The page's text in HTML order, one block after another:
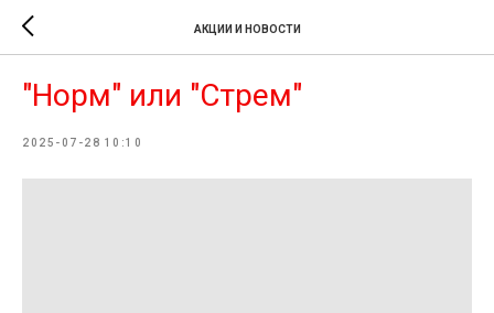
АКЦИИ И НОВОСТИ
"Норм" или "Стрем"
2025-07-28 10:10